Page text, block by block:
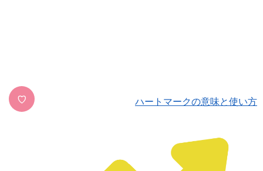
♡ ハートマークの意味と使い方